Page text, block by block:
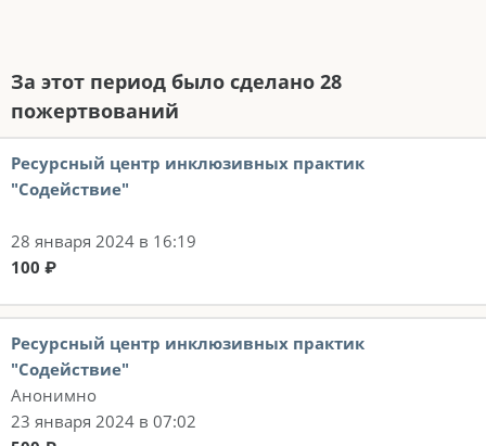
За этот период было сделано 28
пожертвований
Ресурсный центр инклюзивных практик
"Содействие"
28 января 2024 в 16:19
100 ₽
Ресурсный центр инклюзивных практик
"Содействие"
Анонимно
23 января 2024 в 07:02